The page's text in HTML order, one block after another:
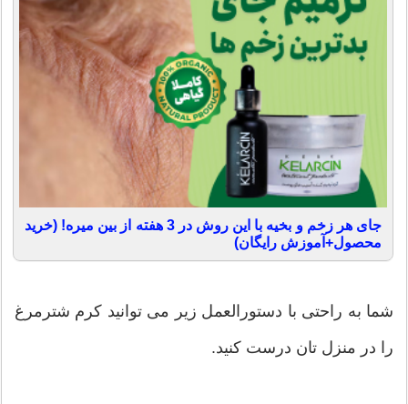
جای هر زخم و بخیه با این روش در 3 هفته از بین میره! (خرید
محصول+آموزش رایگان)
شما به راحتی با دستورالعمل زیر می توانید کرم شترمرغ
را در منزل تان درست کنید.